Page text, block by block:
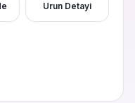
Urun Detayi